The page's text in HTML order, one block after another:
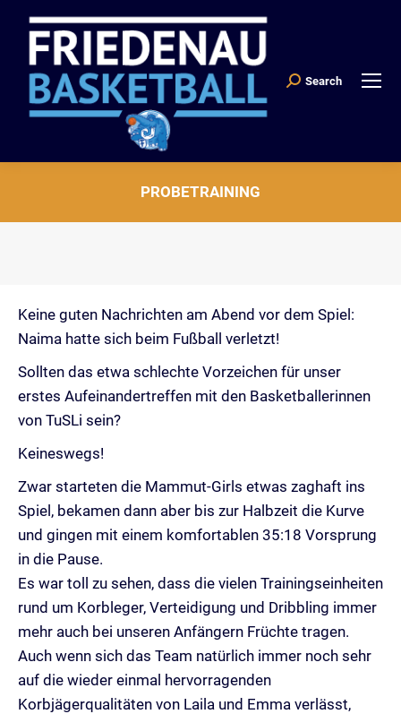
Search:
Search
PROBETRAINING
Keine guten Nachrichten am Abend vor dem Spiel:
Naima hatte sich beim Fußball verletzt!
Sollten das etwa schlechte Vorzeichen für unser
erstes Aufeinandertreffen mit den Basketballerinnen
von TuSLi sein?
Keineswegs!
Zwar starteten die Mammut-Girls etwas zaghaft ins
Spiel, bekamen dann aber bis zur Halbzeit die Kurve
und gingen mit einem komfortablen 35:18 Vorsprung
in die Pause.
Es war toll zu sehen, dass die vielen Trainingseinheiten
rund um Korbleger, Verteidigung und Dribbling immer
mehr auch bei unseren Anfängern Früchte tragen.
Auch wenn sich das Team natürlich immer noch sehr
auf die wieder einmal hervorragenden
Korbjägerqualitäten von Laila und Emma verlässt,